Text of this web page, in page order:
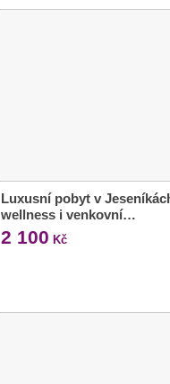
Luxusní pobyt v
wellness i venkovní…
2 100 Kč